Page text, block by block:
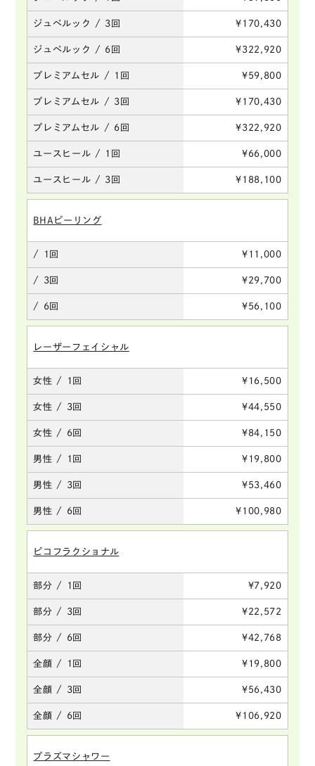
ジュベルック / 3回 ¥170,430
ジュベルック / 6回 ¥322,920
プレミアムセル / 1回 ¥59,800
プレミアムセル / 3回 ¥170,430
プレミアムセル / 6回 ¥322,920
ユースヒール / 1回 ¥66,000
ユースヒール / 3回 ¥188,100
BHAピーリング
/ 1回 ¥11,000
/ 3回 ¥29,700
/ 6回 ¥56,100
レーザーフェイシャル
女性 / 1回 ¥16,500
女性 / 3回 ¥44,550
女性 / 6回 ¥84,150
男性 / 1回 ¥19,800
男性 / 3回 ¥53,460
男性 / 6回 ¥100,980
ピコフラクショナル
部分 / 1回 ¥7,920
部分 / 3回 ¥22,572
部分 / 6回 ¥42,768
全顔 / 1回 ¥19,800
全顔 / 3回 ¥56,430
全顔 / 6回 ¥106,920
プラズマシャワー